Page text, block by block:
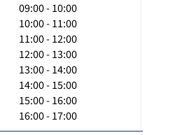
09:00 - 10:00
10:00 - 11:00
11:00 - 12:00
12:00 - 13:00
13:00 - 14:00
14:00 - 15:00
15:00 - 16:00
16:00 - 17:00